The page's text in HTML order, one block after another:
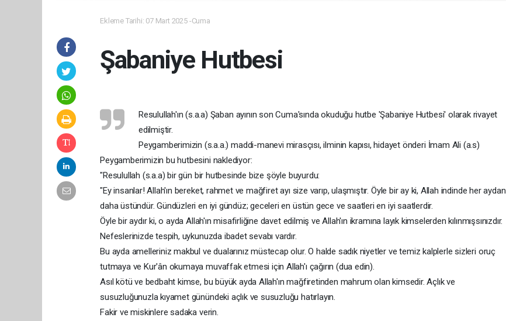
Ekleme Tarihi: 07 Mart 2025 -Cuma
Şabaniye Hutbesi
Resulullah'ın (s.a.a) Şaban ayının son Cuma'sında okuduğu hutbe 'Şabaniye Hutbesi' olarak rivayet
edilmiştir.
Peygamberimizin (s.a.a.) maddi-manevi mirasçısı, ilminin kapısı, hidayet önderi İmam Ali (a.s)
Peygamberimizin bu hutbesini naklediyor:
"Resulullah (s.a.a) bir gün bir hutbesinde bize şöyle buyurdu:
"Ey insanlar! Allah'ın bereket, rahmet ve mağfiret ayı size varıp, ulaşmıştır. Öyle bir ay ki, Allah indinde her aydan
daha üstündür. Gündüzleri en iyi gündüz; geceleri en üstün gece ve saatleri en iyi saatlerdir.
Öyle bir aydır ki, o ayda Allah'ın misafirliğine davet edilmiş ve Allah'ın ikramına layık kimselerden kılınmışsınızdır.
Nefeslerinizde tespih, uykunuzda ibadet sevabı vardır.
Bu ayda amelleriniz makbul ve dualarınız müstecap olur. O halde sadık niyetler ve temiz kalplerle sizleri oruç
tutmaya ve Kur'ân okumaya muvaffak etmesi için Allah'ı çağırın (dua edin).
Asıl kötü ve bedbaht kimse, bu büyük ayda Allah'ın mağfiretinden mahrum olan kimsedir. Açlık ve
susuzluğunuzla kıyamet günündeki açlık ve susuzluğu hatırlayın.
Fakir ve miskinlere sadaka verin.